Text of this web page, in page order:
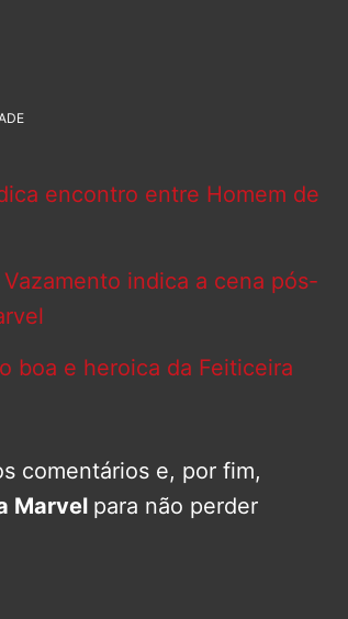
encontro entre Homem de
indica a cena pós-
boa e heroica da Feiticeira
comentários e, por fim,
Marvel para não perder